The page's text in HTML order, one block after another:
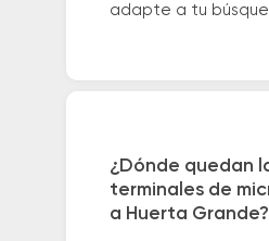
adapte a tu
¿Dónde quedan
terminales de
a Huerta Grande?